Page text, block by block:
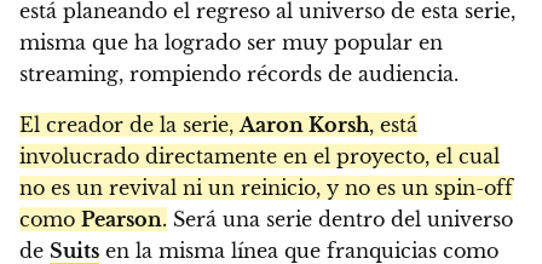
está planeando el regreso al universo de esta serie,
misma que ha logrado ser muy popular en
streaming, rompiendo récords de audiencia.
El creador de la serie, Aaron Korsh, está
involucrado directamente en el proyecto, el cual
no es un revival ni un reinicio, y no es un spin-off
como Pearson. Será una serie dentro del universo
de Suits en la misma línea que franquicias como